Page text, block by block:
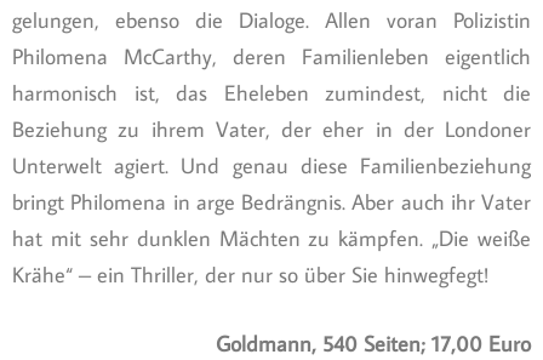
gelungen, ebenso die Dialoge. Allen voran Polizistin
Philomena McCarthy, deren Familienleben eigentlich
harmonisch ist, das Eheleben zumindest, nicht die
Beziehung zu ihrem Vater, der eher in der Londoner
Unterwelt agiert. Und genau diese Familienbeziehung
bringt Philomena in arge Bedrängnis. Aber auch ihr Vater
hat mit sehr dunklen Mächten zu kämpfen. „Die weiße
Krähe“ – ein Thriller, der nur so über Sie hinwegfegt!
Goldmann, 540 Seiten; 17,00 Euro